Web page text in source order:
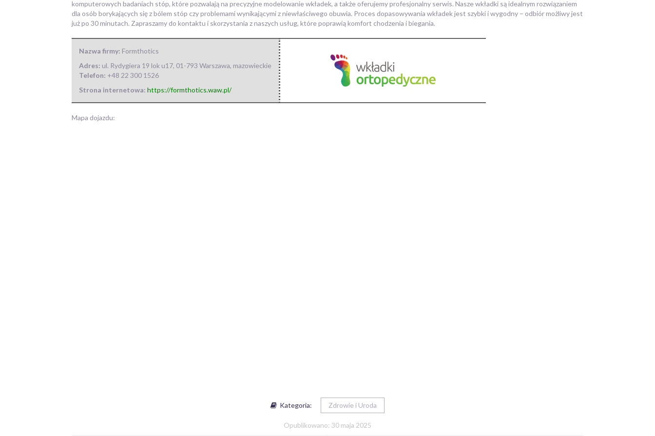
komputerowych badaniach stóp, które pozwalają na precyzyjne modelowanie wkładek, a także oferujemy profesjonalny serwis. Nasze wkładki są idealnym rozwiązaniem
dla osób borykających się z bólem stóp czy problemami wynikającymi z niewłaściwego obuwia. Proces dopasowywania wkładek jest szybki i wygodny – odbiór możliwy jest
już po 30 minutach. Zapraszamy do kontaktu i skorzystania z naszych usług, które poprawią komfort chodzenia i biegania.
Nazwa firmy: Formthotics
Adres: ul. Rydygiera 19 lok u17, 01-793 Warszawa, mazowieckie
Telefon: +48 22 300 1526
Strona internetowa: https://formthotics.waw.pl/
Mapa dojazdu:
Kategoria: Zdrowie i Uroda
Opublikowano: 30 maja 2025